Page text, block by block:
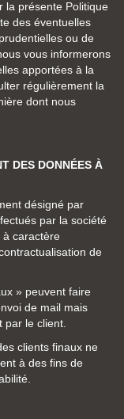
la présente Politique
des éventuelles
ou de
vous informerons
apportées à la
régulièrement la
dont nous
DES DONNÉES À
désigné par
par la société
à caractère
de
» peuvent faire
de mail mais
le client.
clients finaux ne
à des fins de